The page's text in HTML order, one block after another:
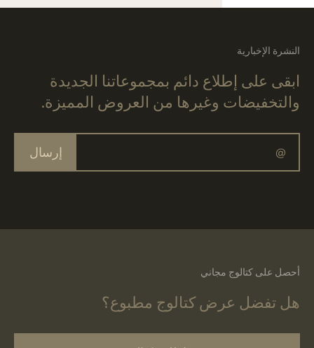
النشرة الإخبارية
ابقى على إطلاع دائم بمجموعاتنا الجديدة
والتخفيضات وغيرها من العروض المميزة.
إرسال
أحصل على كتالوج مجاني
هل تفضل عرض كتالوج مطبوع؟